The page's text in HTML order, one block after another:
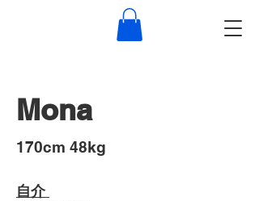
Mona
​170cm 48kg
自介 ​